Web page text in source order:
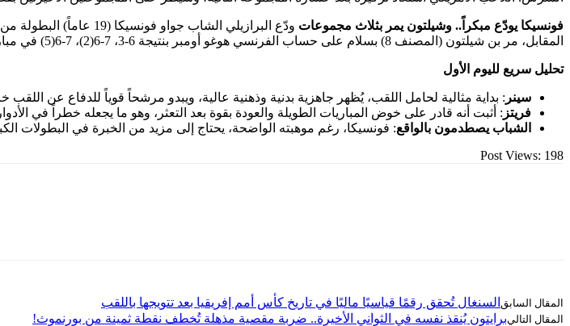
فونسيكا يودّع مبكراً.. وشيلتون يمر بثلاث مجموعات
المقابل، مر بن شيلتون (المصنف 8) بسلام على حساب الفرنسي هوغو أومبر بنتيجة 6-3، 7-6(2)، 7-6(5) في مباراة قوية على مستوى الإرسال والشوط الفاصل.
تحليل سريع لليوم الأول
سينر : بداية مثالية لحامل اللقب، يُظهر جاهزية بدنية وذهنية عالية، ويبدو مرشحاً قوياً للدفاع عن
فريتز : أثبت أنه قادر على خوض المباريات الطويلة والعودة بقوة بعد التعثر، وهو ما يجعله خطراً في
الشباب يصطدمون بالواقع: فونسيكا، رغم موهبته الواضحة، يحتاج إلى مزيد من الخبرة في البطولات
Post Views: 198
السنغال تُحقق رقمًا قياسيًا ماليًا في تاريخ كأس أمم إفريقيا بعد تتويجها باللقب
برايتون يُنقذ نفسه في الثواني الأخيرة.. ضربة مقصية مذهلة تُخطف نقطة ثمينة من بورنموث!